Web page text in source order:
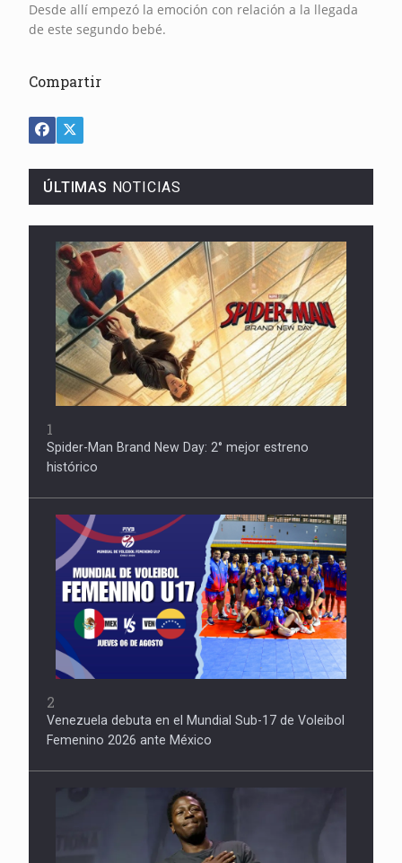
Desde allí empezó la emoción con relación a la llegada
de este segundo bebé.
Compartir
ÚLTIMAS NOTICIAS
1
Spider-Man Brand New Day: 2° mejor estreno
histórico
2
Venezuela debuta en el Mundial Sub-17 de Voleibol
Femenino 2026 ante México